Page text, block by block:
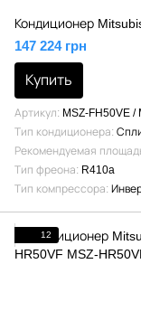
Кондиционер
147 224 грн
Купить
Артикул
MSZ-FH50VE /
Тип кондиционера
Рекомендуемая
Тип фреона
R410a
Тип компрессора
12